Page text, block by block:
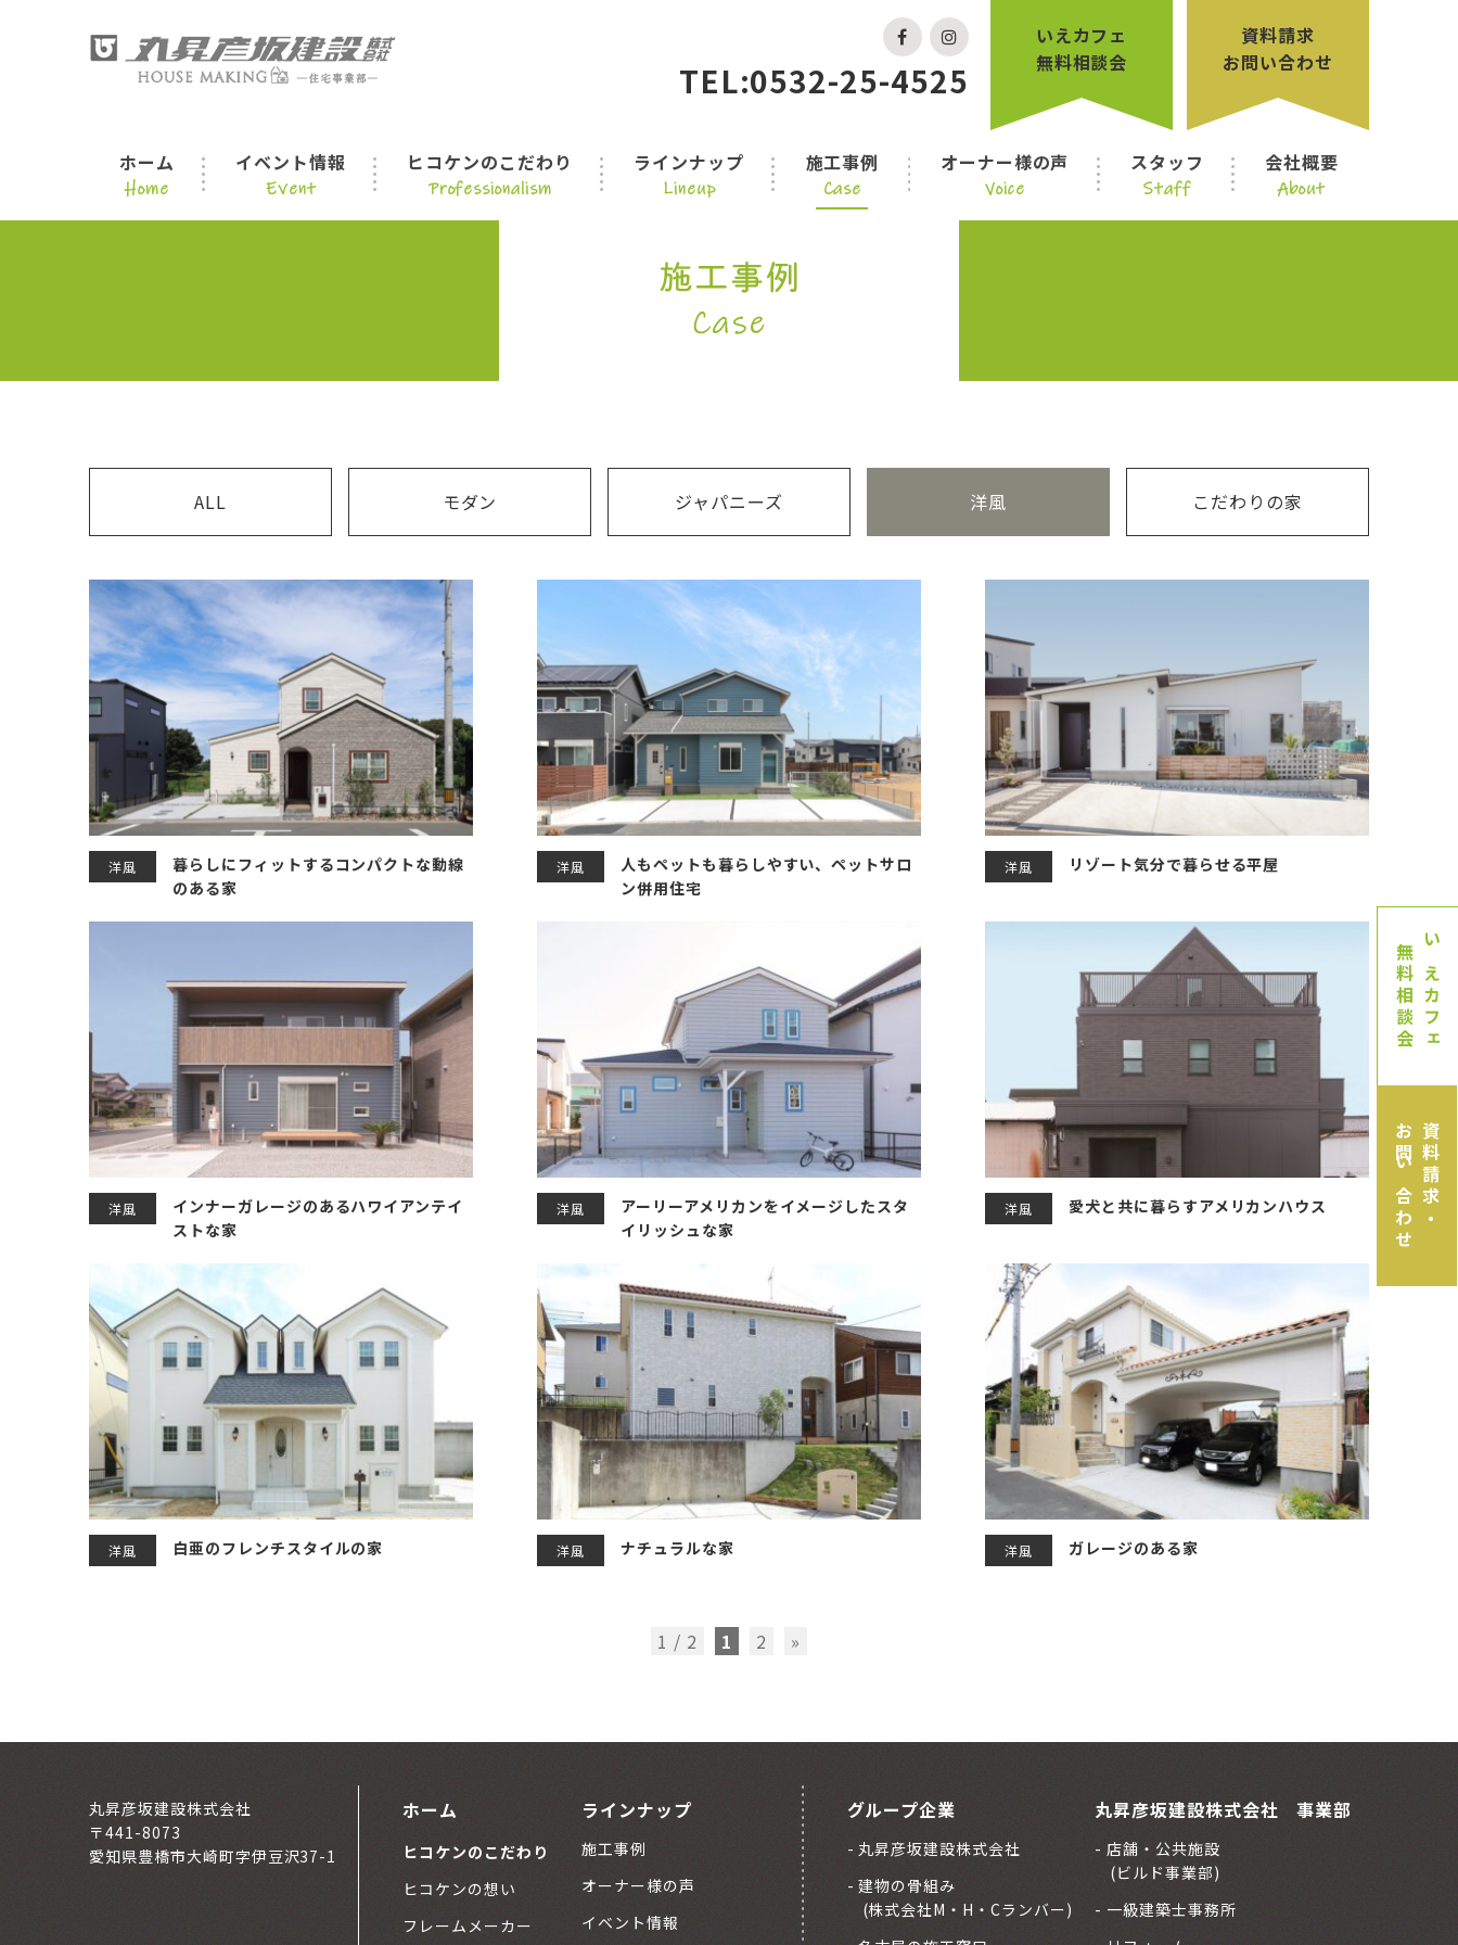
TEL:0532-25-4525
いえカフェ
無料相談会
資料請求
お問い合わせ
ホーム
Home
イベント情報
Event
ヒコケンのこだわり
Professionalism
ラインナップ
Lineup
施工事例
Case
オーナー様の声
Voice
スタッフ
Staff
会社概要
About
ALL モダン ジャパニーズ 洋風 こだわりの家
洋風
暮らしにフィットするコンパクトな動線
のある家
洋風
人もペットも暮らしやすい、ペットサロ
ン併用住宅
洋風 リゾート気分で暮らせる平屋
洋風
インナーガレージのあるハワイアンテイ
ストな家
洋風
アーリーアメリカンをイメージしたスタ
イリッシュな家
洋風 愛犬と共に暮らすアメリカンハウス
洋風 白亜のフレンチスタイルの家 洋風 ナチュラルな家 洋風 ガレージのある家
1 / 2 1 2 »
いえカフェ
無料相談会
資料請求・
お問い合わせ
丸昇彦坂建設株式会社
〒441-8073
愛知県豊橋市大崎町字伊豆沢37-1
ホーム
ヒコケンのこだわり
ヒコケンの想い
フレームメーカー
ラインナップ
施工事例
オーナー様の声
イベント情報
グループ企業
丸昇彦坂建設株式会社
建物の骨組み
(株式会社M・H・Cランバー)
丸昇彦坂建設株式会社 事業部
店舗・公共施設
(ビルド事業部)
一級建築士事務所